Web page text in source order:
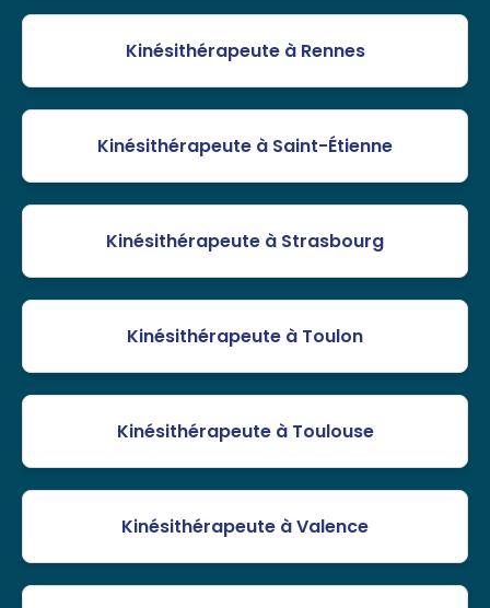
Kinésithérapeute à Rennes
Kinésithérapeute à Saint-Étienne
Kinésithérapeute à Strasbourg
Kinésithérapeute à Toulon
Kinésithérapeute à Toulouse
Kinésithérapeute à Valence